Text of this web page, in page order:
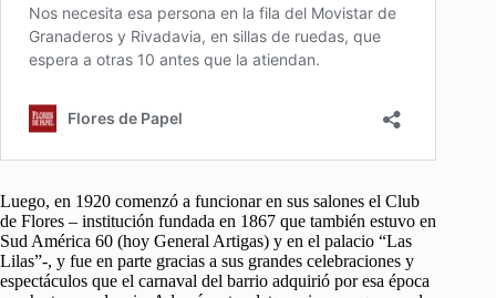
Luego, en 1920 comenzó a funcionar en sus salones el Club
de Flores – institución fundada en 1867 que también estuvo en
Sud América 60 (hoy General Artigas) y en el palacio “Las
Lilas”-, y fue en parte gracias a sus grandes celebraciones y
espectáculos que el carnaval del barrio adquirió por esa época